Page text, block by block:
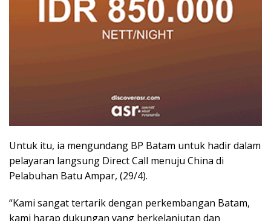
Untuk itu, ia mengundang BP Batam untuk hadir dalam
pelayaran langsung Direct Call menuju China di
Pelabuhan Batu Ampar, (29/4).
“Kami sangat tertarik dengan perkembangan Batam,
kami harap dukungan yang berkelanjutan dan